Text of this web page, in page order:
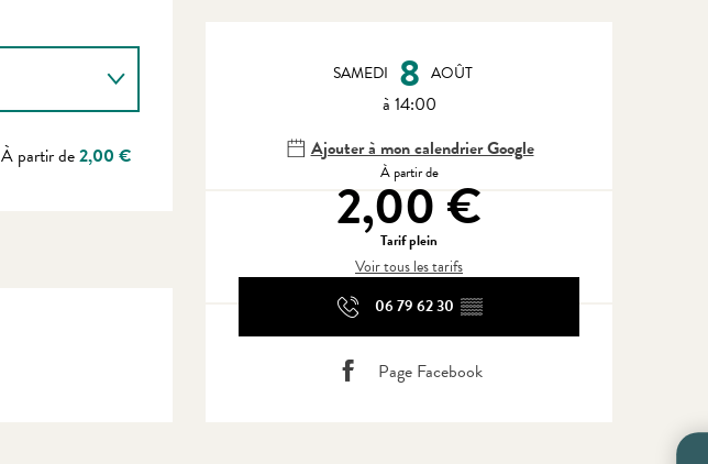
Ouverture et coordonnées
SAMEDI 8 AOÛT
à 14:00
Ajouter à mon calendrier Google
À partir de
2,00 €
Tarif plein
Voir tous les tarifs
06 79 62 30 ▒▒
Page Facebook
À partir de2,00 €